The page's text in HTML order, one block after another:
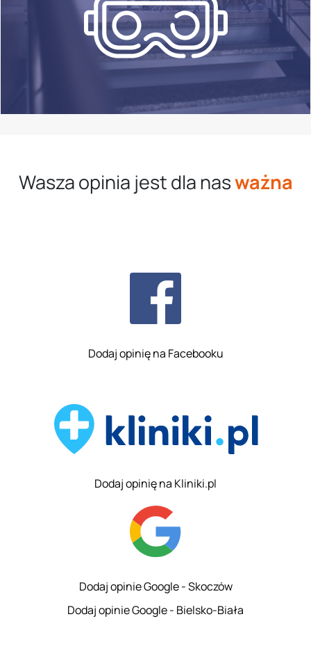
Wasza opinia jest dla nasważna
Dodaj opinię na Facebooku
Dodaj opinię na Kliniki.pl
Dodaj opinie Google - Skoczów
Dodaj opinie Google - Bielsko-Biała